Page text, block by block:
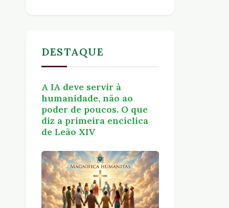
DESTAQUE
A IA deve servir à
humanidade, não ao
poder de poucos. O que
diz a primeira encíclica
de Leão XIV